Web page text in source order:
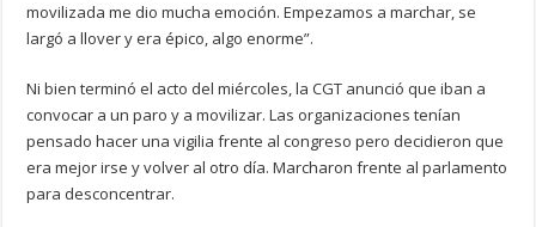
movilizada me dio mucha emoción. Empezamos a marchar, se
largó a llover y era épico, algo enorme”.
Ni bien terminó el acto del miércoles, la CGT anunció que iban a
convocar a un paro y a movilizar. Las organizaciones tenían
pensado hacer una vigilia frente al congreso pero decidieron que
era mejor irse y volver al otro día. Marcharon frente al parlamento
para desconcentrar.